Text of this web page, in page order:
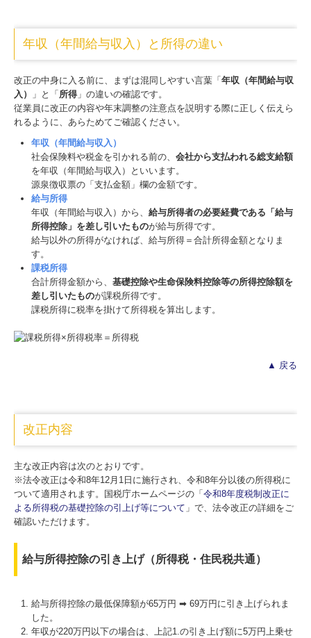
年収（年間給与収入）と所得の違い
改正の中身に入る前に、まずは混同しやすい言葉「年収（年間給与収
入）
」と「所得」の違いの確認です。
従業員に改正の内容や年末調整の注意点を説明する際に正しく伝えら
れるように、あらためてご確認ください。
年収（年間給与収入）
社会保険料や税金を引かれる前の、 会社から支払われる総支給額
を年収（年間給与収入）といいます。
源泉徴収票の「支払金額」欄の金額です。
給与所得
年収（年間給与収入）から、 給与所得者の必要経費である「給与
所得控除」を差し引いたものが給与所得です。
給与以外の所得がなければ、給与所得＝合計所得金額となりま
す。
課税所得
合計所得金額から、 基礎控除や生命保険料控除等の所得控除額を
差し引いたものが課税所得です。
課税所得に税率を掛けて所得税を算出します。
▲ 戻る
改正内容
主な改正内容は次のとおりです。
※法令改正は令和8年12月1日に施行され、令和8年分以後の所得税に
ついて適用されます。国税庁ホームページの「 令和8年度税制改正に
よる所得税の基礎控除の引上げ等について 」で、法令改正の詳細をご
確認いただけます。
給与所得控除の引き上げ（所得税・住民税共通）
給与所得控除の最低保障額が65万円 ➡ 69万円に引き上げられま
した。
年収が220万円以下の場合は、上記1.の引き上げ額に5万円上乗せ